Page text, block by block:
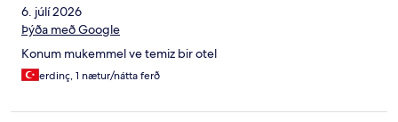
6. júlí 2026
Þýða með Google
Konum mukemmel ve temiz bir otel
erdinç, 1 nætur/nátta ferð